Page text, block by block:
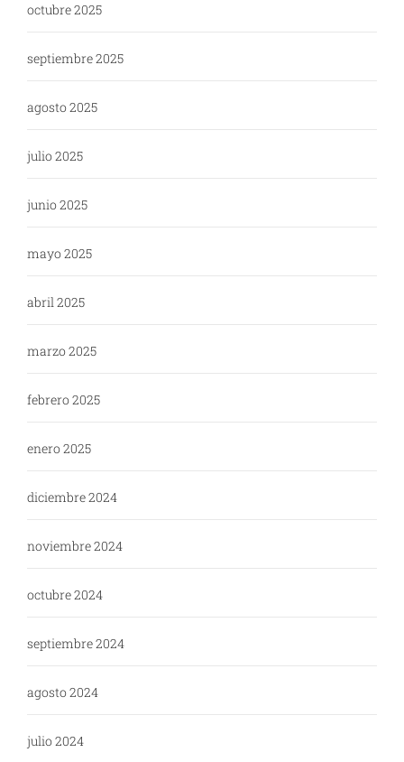
octubre 2025
septiembre 2025
agosto 2025
julio 2025
junio 2025
mayo 2025
abril 2025
marzo 2025
febrero 2025
enero 2025
diciembre 2024
noviembre 2024
octubre 2024
septiembre 2024
agosto 2024
julio 2024